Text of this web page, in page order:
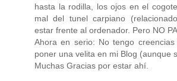
hasta la rodilla, los ojos en el
mal del tunel carpiano
estar frente al ordenador. Pero NO
Ahora en serio: No tengo
poner una velita en mi Blog (aunque
Muchas Gracias por estar ahí.